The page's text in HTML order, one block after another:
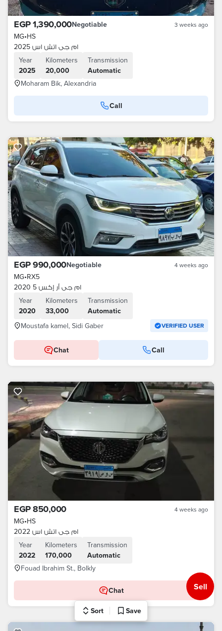
EGP 1,390,000Negotiable 3 weeks ago
MG•HS
ام جى اتش اس 2025
Year
2025
Kilometers
20,000
Transmission
Automatic
Moharam Bik, Alexandria
Call
EGP 990,000Negotiable 4 weeks ago
MG•RX5
ام جى أر إكس 5 2020
Year
2020
Kilometers
33,000
Transmission
Automatic
Moustafa kamel, Sidi Gaber
VERIFIED USER
Chat Call
EGP 850,000 4 weeks ago
MG•HS
ام جى اتش اس 2022
Year
2022
Kilometers
170,000
Transmission
Automatic
Fouad Ibrahim St., Bolkly
Chat Sell
Sort Save